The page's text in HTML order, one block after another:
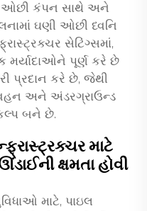
ઓછી કંપન સાથે અને
ઘણી ઓછી ધ્વનિ
સેટિંગ્સમાં,
મર્યાદાઓને પૂર્ણ કરે છે
પ્રદાન કરે છે, જેથી
અને અંડરગ્રાઉન્ડ
બને છે.
માટે
ક્ષમતા હોવી
માટે, પાઇલ